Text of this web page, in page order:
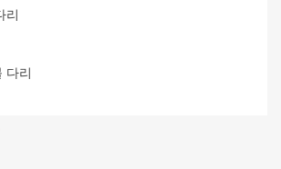
리
다리